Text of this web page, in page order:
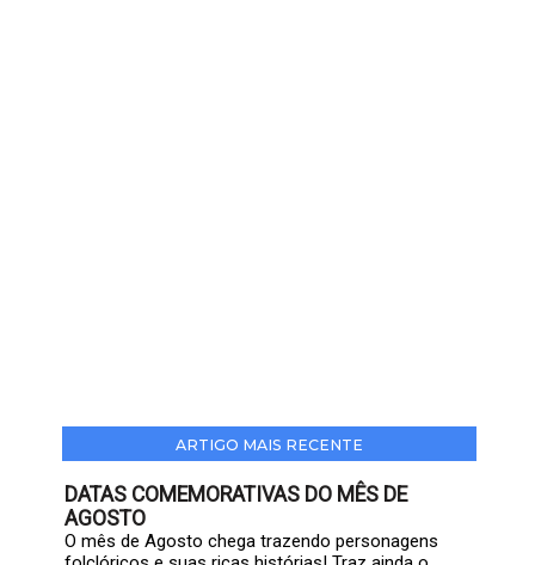
ARTIGO MAIS RECENTE
DATAS COMEMORATIVAS DO MÊS DE
AGOSTO
O mês de Agosto chega trazendo personagens